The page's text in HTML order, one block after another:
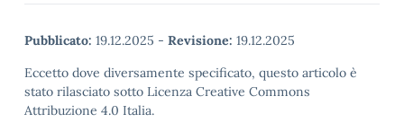
Pubblicato: 19.12.2025 - Revisione: 19.12.2025
Eccetto dove diversamente specificato, questo articolo è
stato rilasciato sotto Licenza Creative Commons
Attribuzione 4.0 Italia.